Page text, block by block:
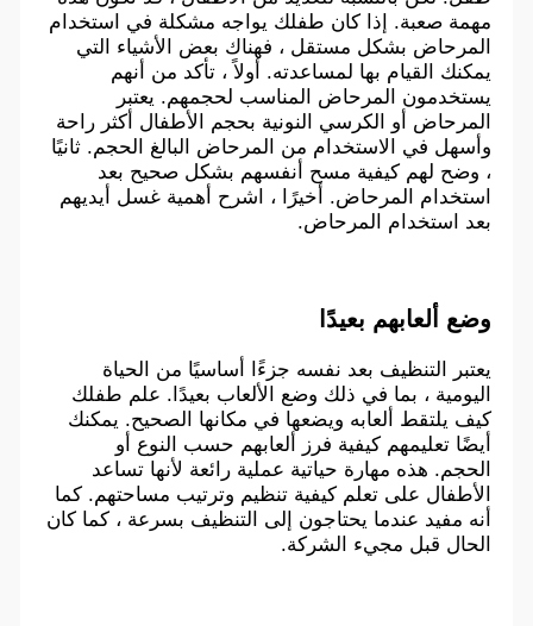
مهمة صعبة. إذا كان طفلك يواجه مشكلة في استخدام
المرحاض بشكل مستقل ، فهناك بعض الأشياء التي
يمكنك القيام بها لمساعدته. أولاً ، تأكد من أنهم
يستخدمون المرحاض المناسب لحجمهم. يعتبر
المرحاض أو الكرسي النونية بحجم الأطفال أكثر راحة
وأسهل في الاستخدام من المرحاض البالغ الحجم. ثانيًا
، وضح لهم كيفية مسح أنفسهم بشكل صحيح بعد
استخدام المرحاض. أخيرًا ، اشرح أهمية غسل أيديهم
بعد استخدام المرحاض.
وضع ألعابهم بعيدًا
يعتبر التنظيف بعد نفسه جزءًا أساسيًا من الحياة
اليومية ، بما في ذلك وضع الألعاب بعيدًا. علم طفلك
كيف يلتقط ألعابه ويضعها في مكانها الصحيح. يمكنك
أيضًا تعليمهم كيفية فرز ألعابهم حسب النوع أو
الحجم. هذه مهارة حياتية عملية رائعة لأنها تساعد
الأطفال على تعلم كيفية تنظيم وترتيب مساحتهم. كما
أنه مفيد عندما يحتاجون إلى التنظيف بسرعة ، كما كان
الحال قبل مجيء الشركة.